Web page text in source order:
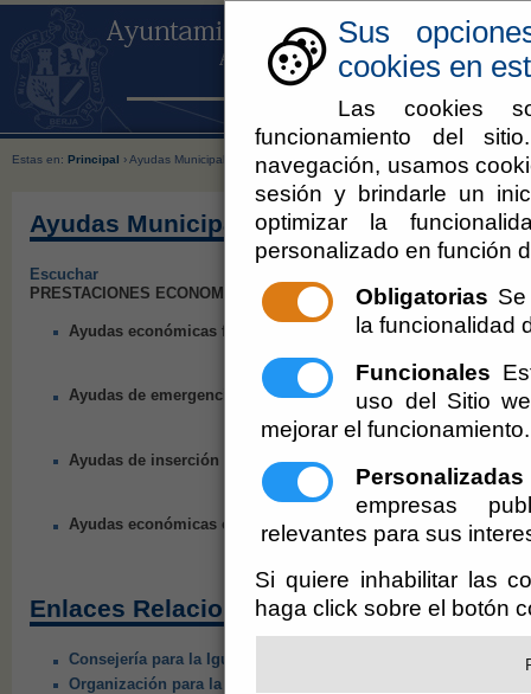
Sus
cookies en
Las cookies
funcionamiento del
navegación, usamos
sesión y brindarle un
optimizar la
personalizado en función
Obligatorias
la funcionalidad
Funcionales
uso del Sitio
mejorar el funcionamiento.
Personalizadas
empresas
relevantes para sus
Si quiere inhabilitar las
haga click sobre el botón
Estas en: Principal › Ayudas Municipales
Ayudas Municipales
Escuchar
PRESTACIONES ECONOMICAS COMPLEMENTARIAS:
Ayudas económicas familiares
Ayudas de emergencia social
Ayudas de inserción social
Ayudas económicas complementarias al Servicio de Ayuda a
Enlaces Relacionados:
Consejería para la Igualdad y el Bienestar Social. Ayuda a la
Organización para la Mediación Familiar de Almería.